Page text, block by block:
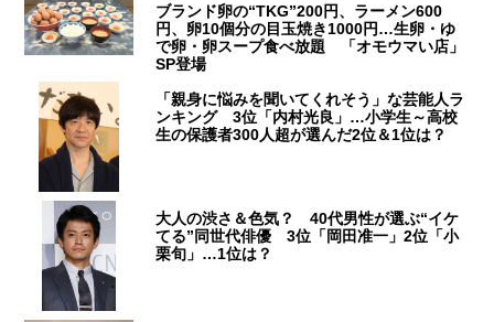
ブランド卵の“TKG”200円、ラーメン600
円、卵10個分の目玉焼き1000円…生卵・ゆ
で卵・卵スープ食べ放題 「オモウマい店」
SP登場
「親身に悩みを聞いてくれそう」な芸能人ラ
ンキング 3位「内村光良」…小学生～高校
生の保護者300人超が選んだ2位＆1位は？
大人の渋さ＆色気？ 40代男性が選ぶ“イケ
てる”同世代俳優 3位「岡田准一」2位「小
栗旬」…1位は？